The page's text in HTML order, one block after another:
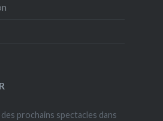
des prochains spectacles dans